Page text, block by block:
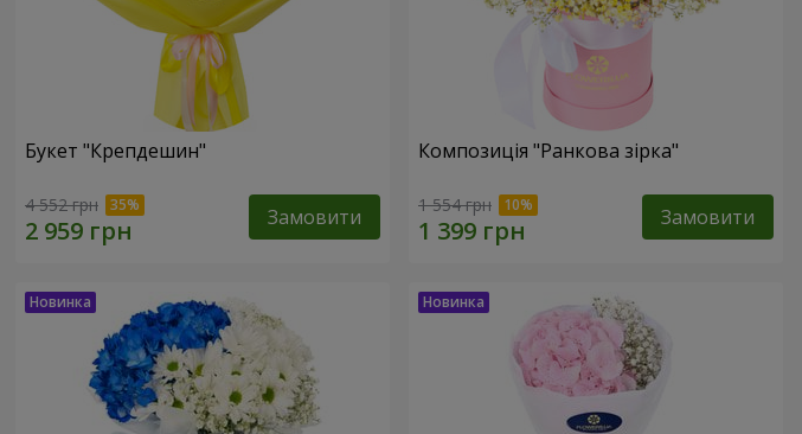
Букет "Крепдешин"
4 552 грн Замовити
Композиція "Ранкова зірка"
1 554 грн Замовити